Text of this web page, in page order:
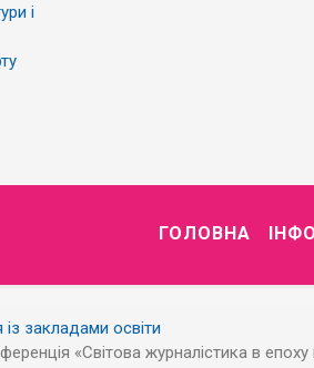
і
ГОЛОВНА
із закладами освіти
«Світова журналістика в епоху